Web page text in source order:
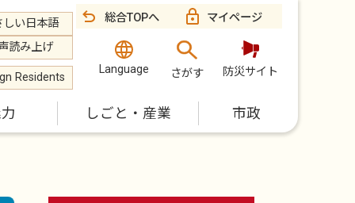
しい日本語
読み上げ
Residents
総合TOPへ マイページ
Language さがす 防災サイト
しごと・産業 市政